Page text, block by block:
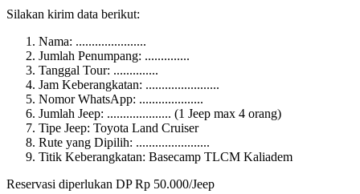
Silakan kirim data berikut:
Nama: ......................
Jumlah Penumpang: ..............
Tanggal Tour: ..............
Jam Keberangkatan: .......................
Nomor WhatsApp: ....................
Jumlah Jeep: .................... (1 Jeep max 4 orang)
Tipe Jeep: Toyota Land Cruiser
Rute yang Dipilih: .......................
Titik Keberangkatan: Basecamp TLCM Kaliadem
Reservasi diperlukan DP Rp 50.000/Jeep